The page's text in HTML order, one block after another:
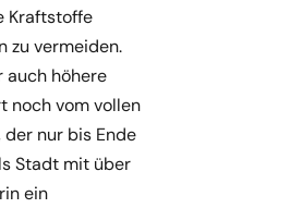
Kraftstoffe
zu vermeiden.
auch höhere
noch vom vollen
nur bis Ende
Stadt mit über
ein